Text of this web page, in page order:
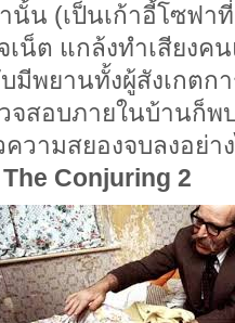
นั้น (เป็นเก้าอี้โซฟา
เน็ต แกล้งทำเสียงค
มีพยานทั้งผู้สังเกตก
จสอบภายในบ้านก็พ
ความสยองจบลงอย่
The Conjuring 2